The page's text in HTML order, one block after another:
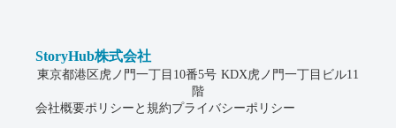
StoryHub株式会社
東京都港区虎ノ門一丁目10番5号 KDX虎ノ門一丁目ビル11
階
会社概要ポリシーと規約プライバシーポリシー